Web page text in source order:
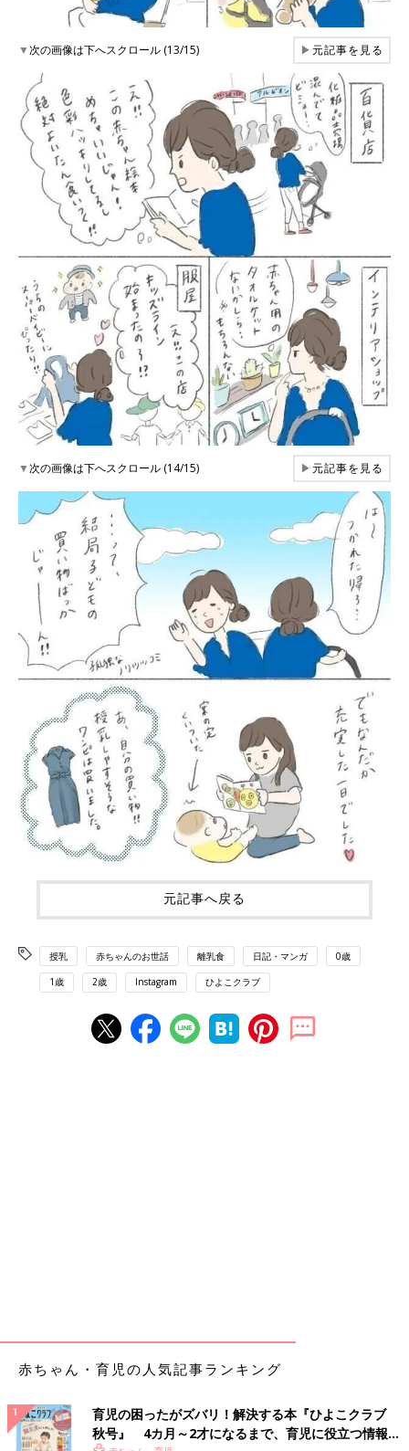
▼次の画像は下へスクロール (13/15) ▶元記事を見る
▼次の画像は下へスクロール (14/15) ▶元記事を見る
元記事へ戻る
授乳 赤ちゃんのお世話 離乳食 日記・マンガ 0歳
1歳 2歳 Instagram ひよこクラブ
赤ちゃん・育児の人気記事ランキング
育児の困ったがズバリ！解決する本『ひよこクラブ
秋号』 4カ月～2才になるまで、育児に役立つ情報が